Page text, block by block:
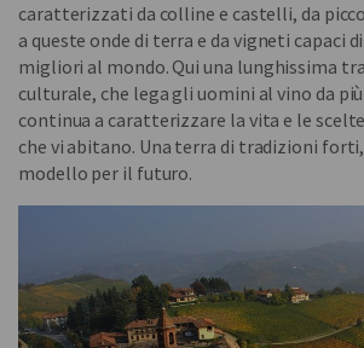
caratterizzati da colline e castelli, da
a queste onde di terra e da vigneti capaci
migliori al mondo. Qui una lunghissima
culturale, che lega gli uomini al vino da
continua a caratterizzare la vita e le
che vi abitano. Una terra di tradizioni
modello per il futuro.